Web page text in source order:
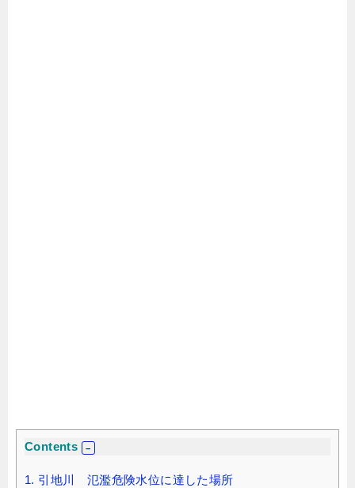
Contents
1. 引地川 氾濫危険水位に達した場所